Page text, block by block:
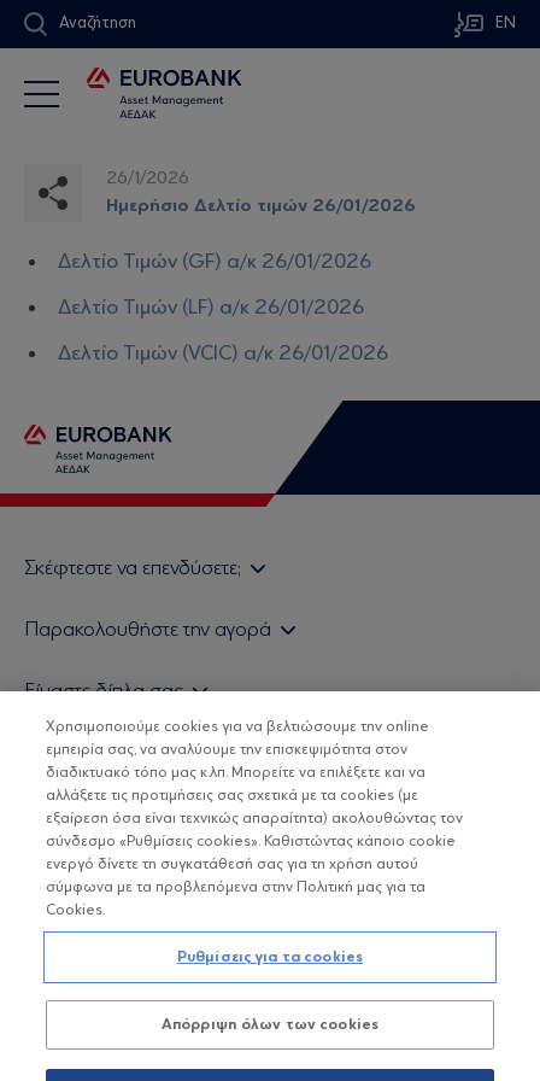
Αναζήτηση EN
26/1/2026
Ημερήσιο Δελτίο τιμών 26/01/2026
Δελτίο Τιμών (GF) α/κ 26/01/2026
Δελτίο Τιμών (LF) α/κ 26/01/2026
Δελτίο Τιμών (VCIC) α/κ 26/01/2026
Σκέφτεστε να επενδύσετε;
Τιμολογιακή Πολιτική
Δείτε τις πολιτικές μας
Βασικές Γνώσεις
Παρακολουθήστε την αγορά
Τα νέα μας
Χρήσιμοι σύνδεσμοι
Είμαστε δίπλα σας
H Eurobank Asset Management ΑΕΔΑΚ
Επενδυτική φιλοσοφία ESG
Πιστοποιημένα στελέχη και συνεργάτες
Αποστολή Βιογραφικών
ΟΙ ΟΣΕΚΑ ΔΕΝ ΕΧΟΥΝ ΕΓΓΥΗΜΕΝΗ ΑΠΟΔΟΣΗ ΚΑΙ ΟΙ
ΠΡΟΗΓΟΥΜΕΝΕΣ ΑΠΟΔΟΣΕΙΣ ΔΕΝ ΔΙΑΣΦΑΛΙΖΟΥΝ ΤΙΣ
ΜΕΛΛΟΝΤΙΚΕΣ
Copyright © Eurobank ΑΕΔΑΚ
Προστασία Προσωπικών Δεδομένων
Όροι χρήσης
Χρησιμοποιούμε cookies για να βελτιώσουμε την online
εμπειρία σας, να αναλύουμε την επισκεψιμότητα στον
διαδικτυακό τόπο μας κ.λπ. Μπορείτε να επιλέξετε και να
αλλάξετε τις προτιμήσεις σας σχετικά με τα cookies (με
εξαίρεση όσα είναι τεχνικώς απαραίτητα) ακολουθώντας τον
σύνδεσμο «Ρυθμίσεις cookies». Καθιστώντας κάποιο cookie
ενεργό δίνετε τη συγκατάθεσή σας για τη χρήση αυτού
σύμφωνα με τα προβλεπόμενα στην Πολιτική μας για τα
Cookies.
Ρυθμίσεις για τα cookies
Απόρριψη όλων των cookies